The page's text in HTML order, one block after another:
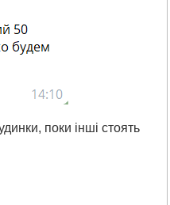
поки інші стоять